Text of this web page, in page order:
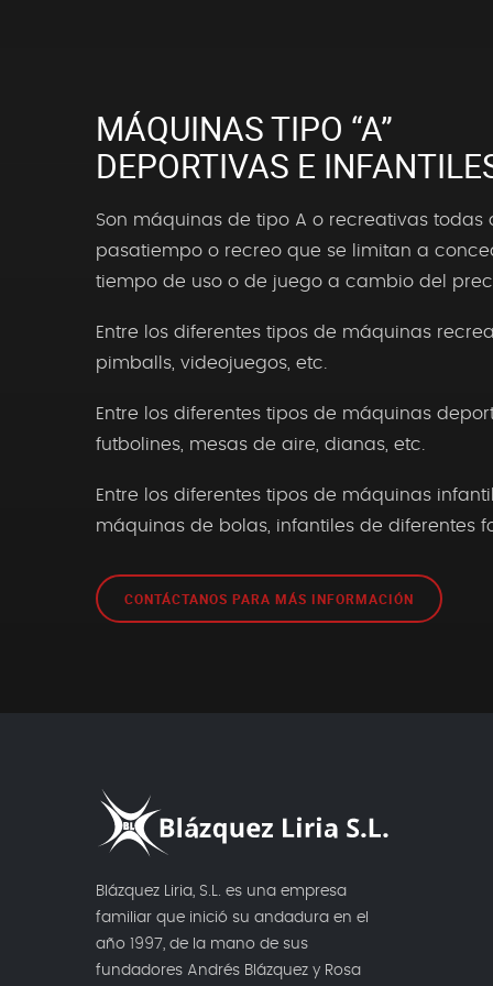
MÁQUINAS TIPO “A”
DEPORTIVAS E
Son máquinas de tipo A o recreativas todas
pasatiempo o recreo que se limitan a
tiempo de uso o de juego a cambio del
Entre los diferentes tipos de máquinas
pimballs, videojuegos, etc.
Entre los diferentes tipos de máquinas
futbolines, mesas de aire, dianas, etc.
Entre los diferentes tipos de máquinas
máquinas de bolas, infantiles de diferentes
CONTÁCTANOS PARA MÁS INFORMACIÓN
Blázquez Liria, S.L. es una empresa
familiar que inició su andadura en el
año 1997, de la mano de sus
fundadores Andrés Blázquez y Rosa